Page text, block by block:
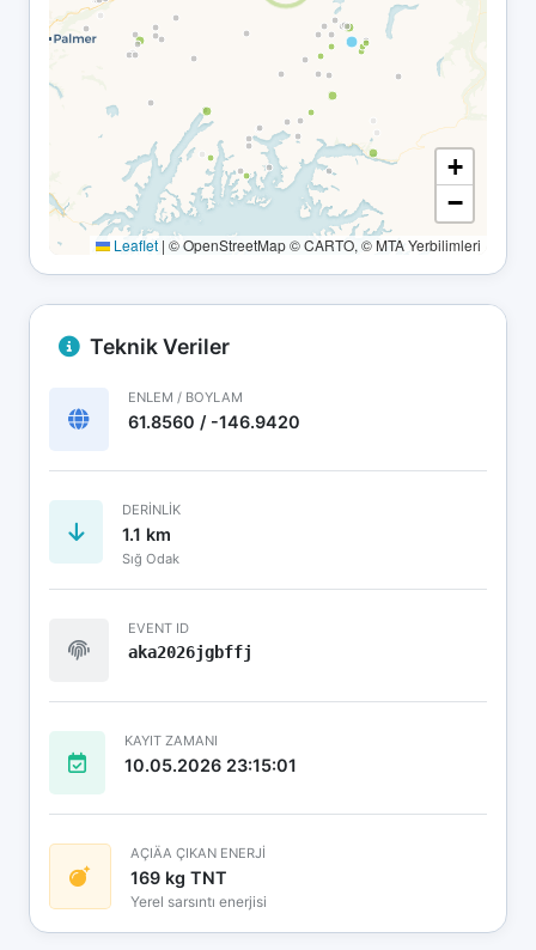
+
−
Leaflet | © OpenStreetMap © CARTO, © MTA Yerbilimleri
Teknik Veriler
ENLEM / BOYLAM
61.8560 / -146.9420
DERINLIK
1.1 km
Sığ Odak
EVENT ID
aka2026jgbffj
KAYIT ZAMANI
10.05.2026 23:15:01
AÇIÄA ÇIKAN ENERJİ
169 kg TNT
Yerel sarsıntı enerjisi